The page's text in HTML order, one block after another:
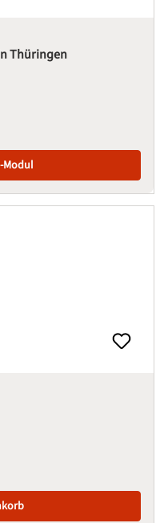
in Thüringen
Modul